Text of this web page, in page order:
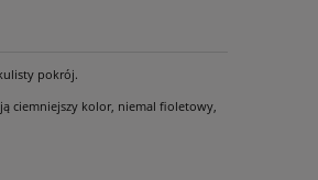
pokrój.
ciemniejszy kolor, niemal fioletowy,